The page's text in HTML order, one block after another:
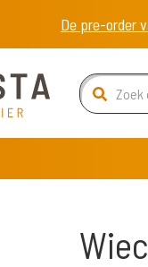
De pre-order